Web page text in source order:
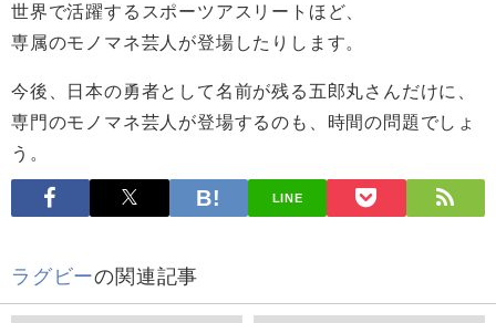
世界で活躍するスポーツアスリートほど、
専属のモノマネ芸人が登場したりします。
今後、日本の勇者として名前が残る五郎丸さんだけに、
専門のモノマネ芸人が登場するのも、時間の問題でしょ
う。
LINE
ラグビーの関連記事